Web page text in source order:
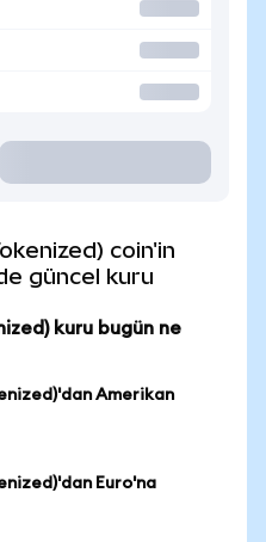
coin'in
güncel kuru
kuru bugün ne
Amerikan
Euro'na